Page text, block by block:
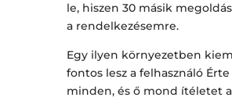
le, hiszen 30 másik
a rendelkezésemre.
Egy ilyen környezetben
fontos lesz a felhasználó Érte
minden, és ő mond ítéletet a